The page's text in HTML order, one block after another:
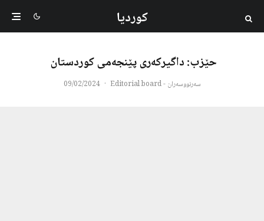
کوردیا
حێزب: داگیرکەری پێنجەمی کوردستان
سەرنووسەران - Editorial board ·
09/02/2024